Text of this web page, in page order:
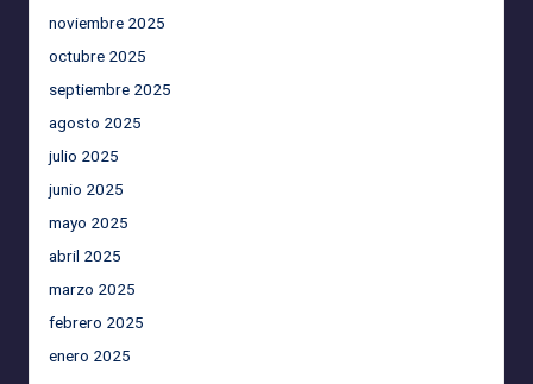
noviembre 2025
octubre 2025
septiembre 2025
agosto 2025
julio 2025
junio 2025
mayo 2025
abril 2025
marzo 2025
febrero 2025
enero 2025